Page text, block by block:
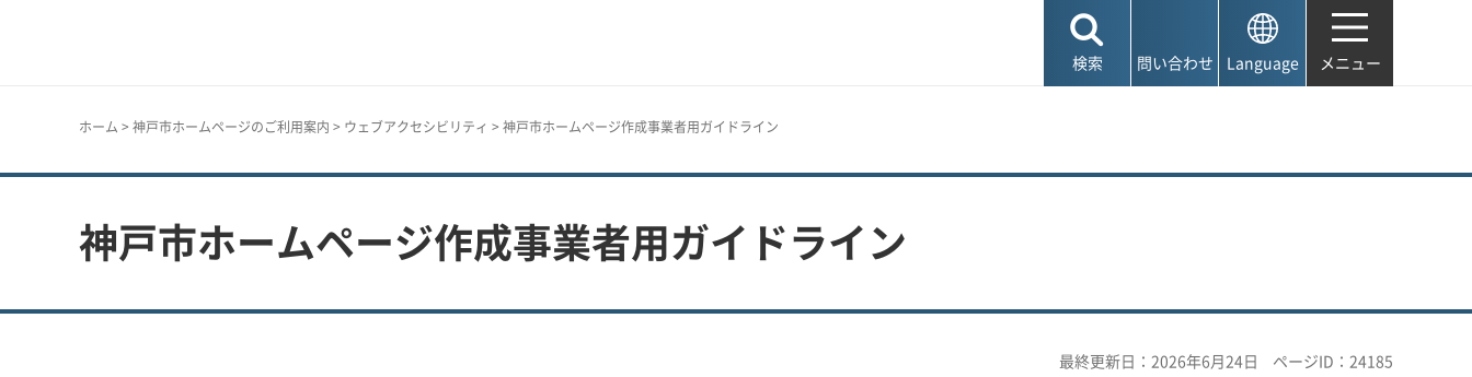
検索 問い合わせ Language メニュー
ホーム > 神戸市ホームページのご利用案内 > ウェブアクセシビリティ > 神戸市ホームページ作成事業者用ガイドライン
神戸市ホームページ作成事業者用ガイドライン
最終更新日：2026年6月24日 ページID：24185